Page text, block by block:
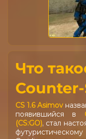
Что
CS 1.6 Asimov
появившийся в
(CS:GO), стал